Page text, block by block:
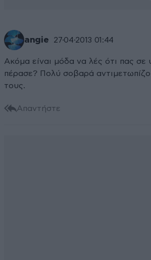
angie 27·04·2013 01:44
Ακόμα είναι μόδα να λές ότι πας σε
πέρασε? Πολύ σοβαρά
τους.
Απαντήστε